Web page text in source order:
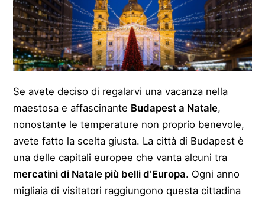
Se avete deciso di regalarvi una vacanza nella
maestosa e affascinante Budapest a Natale,
nonostante le temperature non proprio benevole,
avete fatto la scelta giusta. La città di Budapest è
una delle capitali europee che vanta alcuni tra
mercatini di Natale più belli d’Europa. Ogni anno
migliaia di visitatori raggiungono questa cittadina